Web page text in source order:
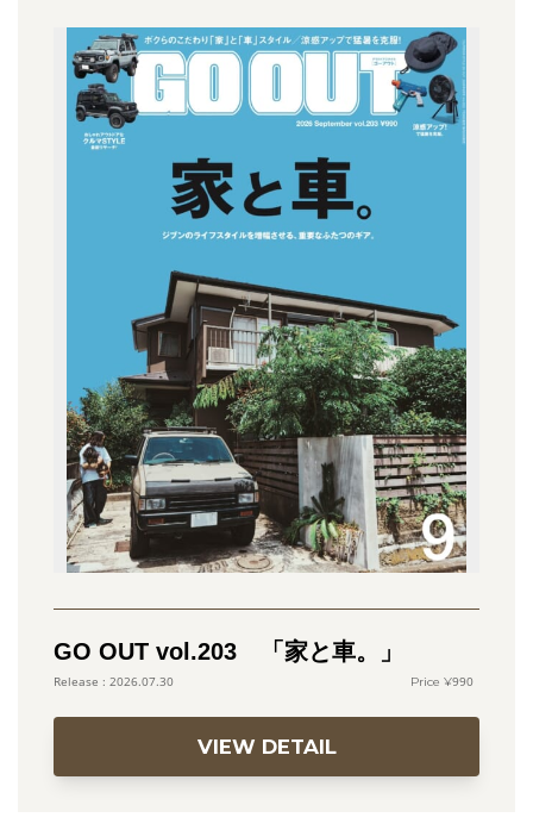
GO OUT vol.203 「家と車。」
2026.07.30 990
VIEW DETAIL